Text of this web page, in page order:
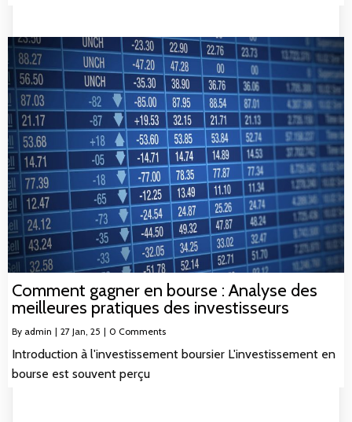
Comment gagner en bourse : Analyse des
meilleures pratiques des investisseurs
By admin | 27 Jan, 25 | 0 Comments
Introduction à l'investissement boursier L'investissement en
bourse est souvent perçu